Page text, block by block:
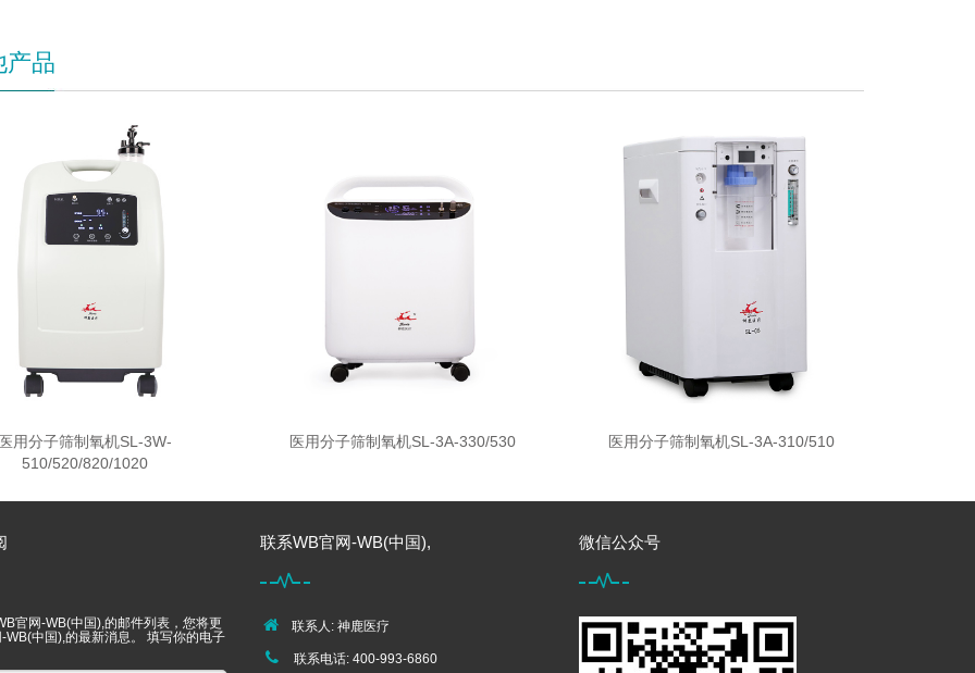
产品
用分子筛制氧机SL-3W-
510/520/820/1020
医用分子筛制氧机SL-3A-330/530 医用分子筛制氧机SL-3A-310/510
官网-WB(中国),的邮件列表，您将更
WB(中国),的最新消息。 填写你的电子
联系WB官网-WB(中国),
联系人: 神鹿医疗
联系电话: 400-993-6860
微信公众号